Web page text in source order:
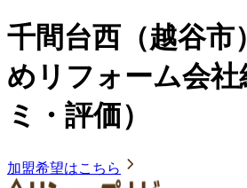
千間台西（越谷市
めリフォーム会社
ミ・評価）
加盟希望はこちら